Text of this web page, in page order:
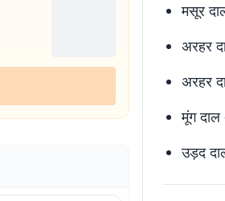
मसूर
अरहर
अरहर
मूंग दाल
उड़द